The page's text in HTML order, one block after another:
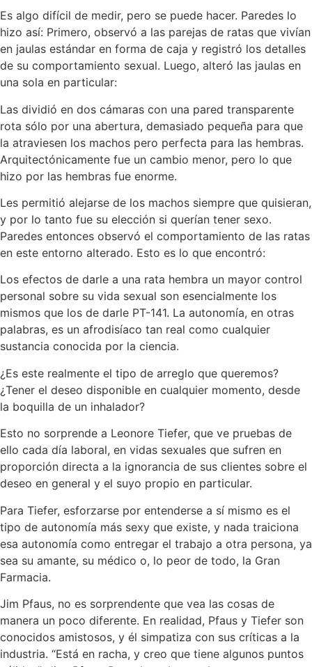
Es algo difícil de medir, pero se puede hacer. Paredes lo
hizo así: Primero, observó a las parejas de ratas que vivían
en jaulas estándar en forma de caja y registró los detalles
de su comportamiento sexual. Luego, alteró las jaulas en
una sola en particular:
Las dividió en dos cámaras con una pared transparente
rota sólo por una abertura, demasiado pequeña para que
la atraviesen los machos pero perfecta para las hembras.
Arquitectónicamente fue un cambio menor, pero lo que
hizo por las hembras fue enorme.
Les permitió alejarse de los machos siempre que quisieran,
y por lo tanto fue su elección si querían tener sexo.
Paredes entonces observó el comportamiento de las ratas
en este entorno alterado. Esto es lo que encontró:
Los efectos de darle a una rata hembra un mayor control
personal sobre su vida sexual son esencialmente los
mismos que los de darle PT-141. La autonomía, en otras
palabras, es un afrodisíaco tan real como cualquier
sustancia conocida por la ciencia.
¿Es este realmente el tipo de arreglo que queremos?
¿Tener el deseo disponible en cualquier momento, desde
la boquilla de un inhalador?
Esto no sorprende a Leonore Tiefer, que ve pruebas de
ello cada día laboral, en vidas sexuales que sufren en
proporción directa a la ignorancia de sus clientes sobre el
deseo en general y el suyo propio en particular.
Para Tiefer, esforzarse por entenderse a sí mismo es el
tipo de autonomía más sexy que existe, y nada traiciona
esa autonomía como entregar el trabajo a otra persona, ya
sea su amante, su médico o, lo peor de todo, la Gran
Farmacia.
Jim Pfaus, no es sorprendente que vea las cosas de
manera un poco diferente. En realidad, Pfaus y Tiefer son
conocidos amistosos, y él simpatiza con sus críticas a la
industria. “Está en racha, y creo que tiene algunos puntos